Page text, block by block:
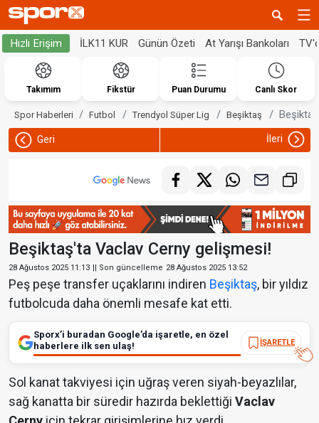
Hızlı Erişim İLK11 KUR Günün Özeti At Yarışı Bankoları
Takımım Fikstür Puan Durumu Canlı Skor
Spor Haberleri Futbol Trendyol Süper Lig Beşiktaş
Geri İleri
Beşiktaş'ta Vaclav Cerny gelişmesi!
28 Ağustos 2025 11:13 || Son güncelleme 28 Ağustos 2025 13:52
Peş peşe transfer uçaklarını indiren Beşiktaş, bir yıldız
futbolcuda daha önemli mesafe kat etti.
Sporx’i buradan Google’da işaretle, en özel
haberlere ilk sen ulaş!
İŞARETLE
Sol kanat takviyesi için uğraş veren siyah-beyazlılar,
sağ kanatta bir süredir hazırda beklettiği Vaclav